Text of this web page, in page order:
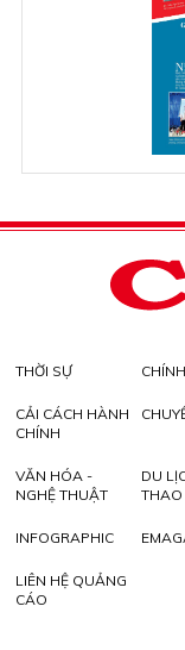
THỜI SỰ
CẢI CÁCH HÀNH
CHÍNH
VĂN HÓA -
NGHỆ THUẬT
DU
THAO
INFOGRAPHIC
LIÊN HỆ QUẢNG
CÁO